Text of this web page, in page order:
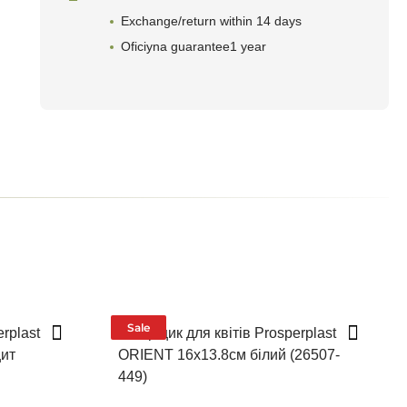
Exchange/return within 14 days
Oficiyna guarantee1 year
Sale